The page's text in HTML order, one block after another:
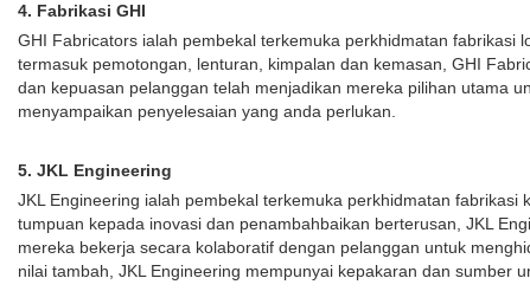
4. Fabrikasi GHI
GHI Fabricators ialah pembekal terkemuka perkhidmatan fabrikasi
termasuk pemotongan, lenturan, kimpalan dan kemasan, GHI
dan kepuasan pelanggan telah menjadikan mereka pilihan utama
menyampaikan penyelesaian yang anda perlukan.
5. JKL Engineering
JKL Engineering ialah pembekal terkemuka perkhidmatan
tumpuan kepada inovasi dan penambahbaikan berterusan, JKL
mereka bekerja secara kolaboratif dengan pelanggan untuk
nilai tambah, JKL Engineering mempunyai kepakaran dan sumber